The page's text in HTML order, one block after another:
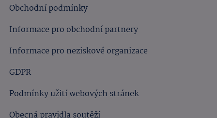
Obchodní podmínky
Informace pro obchodní partnery
Informace pro neziskové organizace
GDPR
Podmínky užití webových stránek
Obecná pravidla soutěží